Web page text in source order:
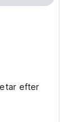
efter